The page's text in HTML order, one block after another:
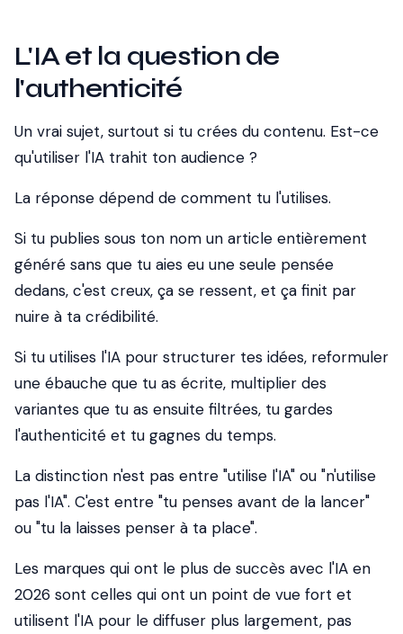
L'IA et la question de
l'authenticité
Un vrai sujet, surtout si tu crées du contenu. Est-ce
qu'utiliser l'IA trahit ton audience ?
La réponse dépend de comment tu l'utilises.
Si tu publies sous ton nom un article entièrement
généré sans que tu aies eu une seule pensée
dedans, c'est creux, ça se ressent, et ça finit par
nuire à ta crédibilité.
Si tu utilises l'IA pour structurer tes idées, reformuler
une ébauche que tu as écrite, multiplier des
variantes que tu as ensuite filtrées, tu gardes
l'authenticité et tu gagnes du temps.
La distinction n'est pas entre "utilise l'IA" ou "n'utilise
pas l'IA". C'est entre "tu penses avant de la lancer"
ou "tu la laisses penser à ta place".
Les marques qui ont le plus de succès avec l'IA en
2026 sont celles qui ont un point de vue fort et
utilisent l'IA pour le diffuser plus largement, pas